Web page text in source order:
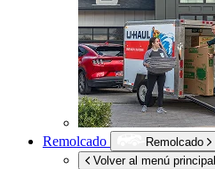
Remolcado
Remolcado
Volver al menú principal